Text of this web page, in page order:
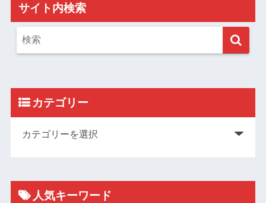
サイト内検索
カテゴリー
人気キーワード